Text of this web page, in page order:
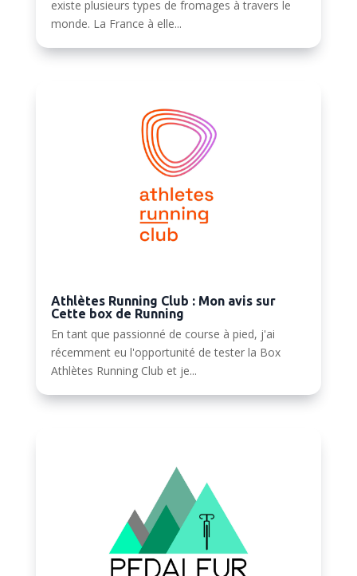
existe plusieurs types de fromages à travers le
monde. La France à elle...
Athlètes Running Club : Mon avis sur
Cette box de Running
En tant que passionné de course à pied, j'ai
récemment eu l'opportunité de tester la Box
Athlètes Running Club et je...